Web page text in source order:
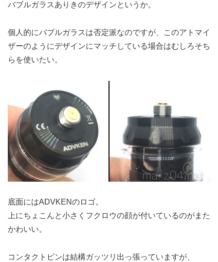
バブルガラスありきのデザインというか。
個人的にバブルガラスは否定派なのですが、このアトマイ
ザーのようにデザインにマッチしている場合はむしろそち
らを使いたい。
底面にはADVKENのロゴ。
上にちょこんと小さくフクロウの顔が付いているのがまた
かわいい。
コンタクトピンは結構ガッツリ出っ張っていますが、